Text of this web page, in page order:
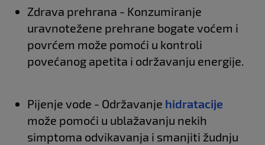
Zdrava prehrana - Konzumiranje
uravnotežene prehrane bogate voćem i
povrćem može pomoći u kontroli
povećanog apetita i održavanju energije.
Pijenje vode - Održavanje hidratacije
može pomoći u ublažavanju nekih
simptoma odvikavanja i smanjiti žudnju